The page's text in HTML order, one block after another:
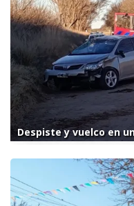
Despiste y vuelco en